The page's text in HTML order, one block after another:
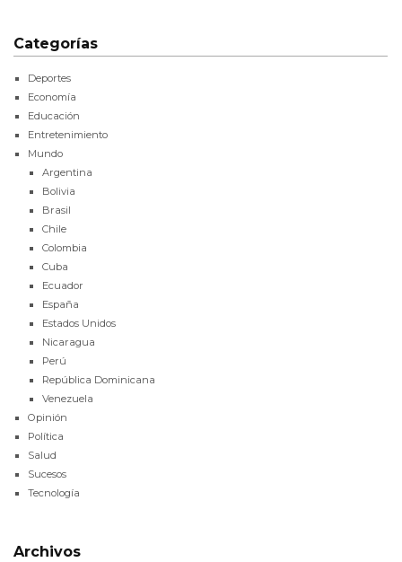
Categorías
Deportes
Economía
Educación
Entretenimiento
Mundo
Argentina
Bolivia
Brasil
Chile
Colombia
Cuba
Ecuador
España
Estados Unidos
Nicaragua
Perú
República Dominicana
Venezuela
Opinión
Política
Salud
Sucesos
Tecnología
Archivos